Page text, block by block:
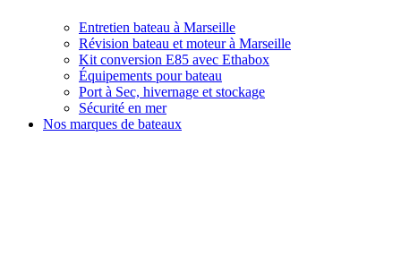
Entretien bateau à Marseille
Révision bateau et moteur à Marseille
Kit conversion E85 avec Ethabox
Équipements pour bateau
Port à Sec, hivernage et stockage
Sécurité en mer
Nos marques de bateaux